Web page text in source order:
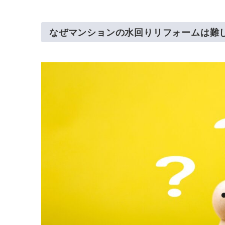
なぜマンションの水回りリフォームは難